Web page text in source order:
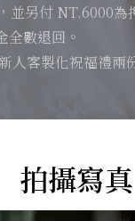
並另付 NT.6000為
全數退回。
人客製化祝福禮兩
拍攝寫真